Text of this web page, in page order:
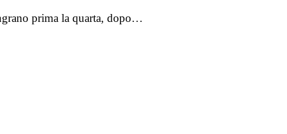
prima la quarta, dopo…